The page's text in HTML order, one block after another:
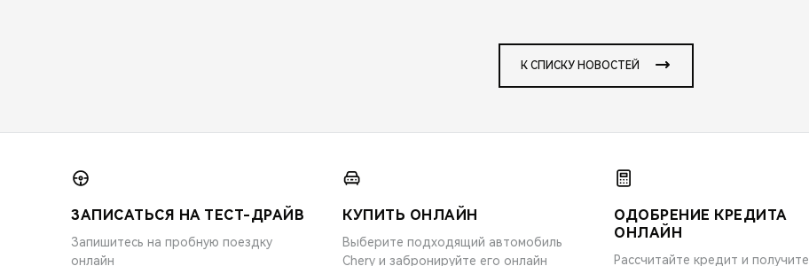
К СПИСКУ НОВОСТЕЙ
ЗАПИСАТЬСЯ НА ТЕСТ-ДРАЙВ
Запишитесь на пробную поездку
онлайн
КУПИТЬ ОНЛАЙН
Выберите подходящий автомобиль
Chery и забронируйте его онлайн
ОДОБРЕНИЕ КРЕДИТА
ОНЛАЙН
Рассчитайте кредит и получите